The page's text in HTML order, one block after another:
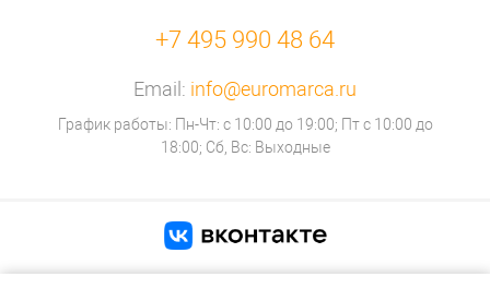
+7 495 990 48 64
Email: info@euromarca.ru
График работы: Пн-Чт: с 10:00 до 19:00; Пт с 10:00 до
18:00; Сб, Вс: Выходные